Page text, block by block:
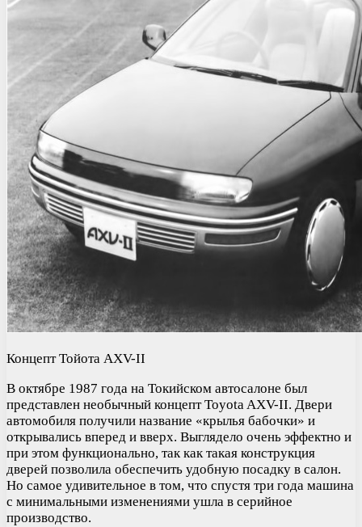
Концепт Тойота AXV-II
В октябре 1987 года на Токийском автосалоне был
представлен необычный концепт Toyota AXV-II. Двери
автомобиля получили название «крылья бабочки» и
открывались вперед и вверх. Выглядело очень эффектно и
при этом функционально, так как такая конструкция
дверей позволила обеспечить удобную посадку в салон.
Но самое удивительное в том, что спустя три года машина
с минимальными изменениями ушла в серийное
производство.